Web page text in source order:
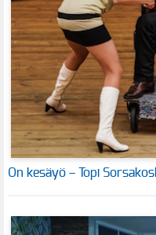
On kesäyö – Topi